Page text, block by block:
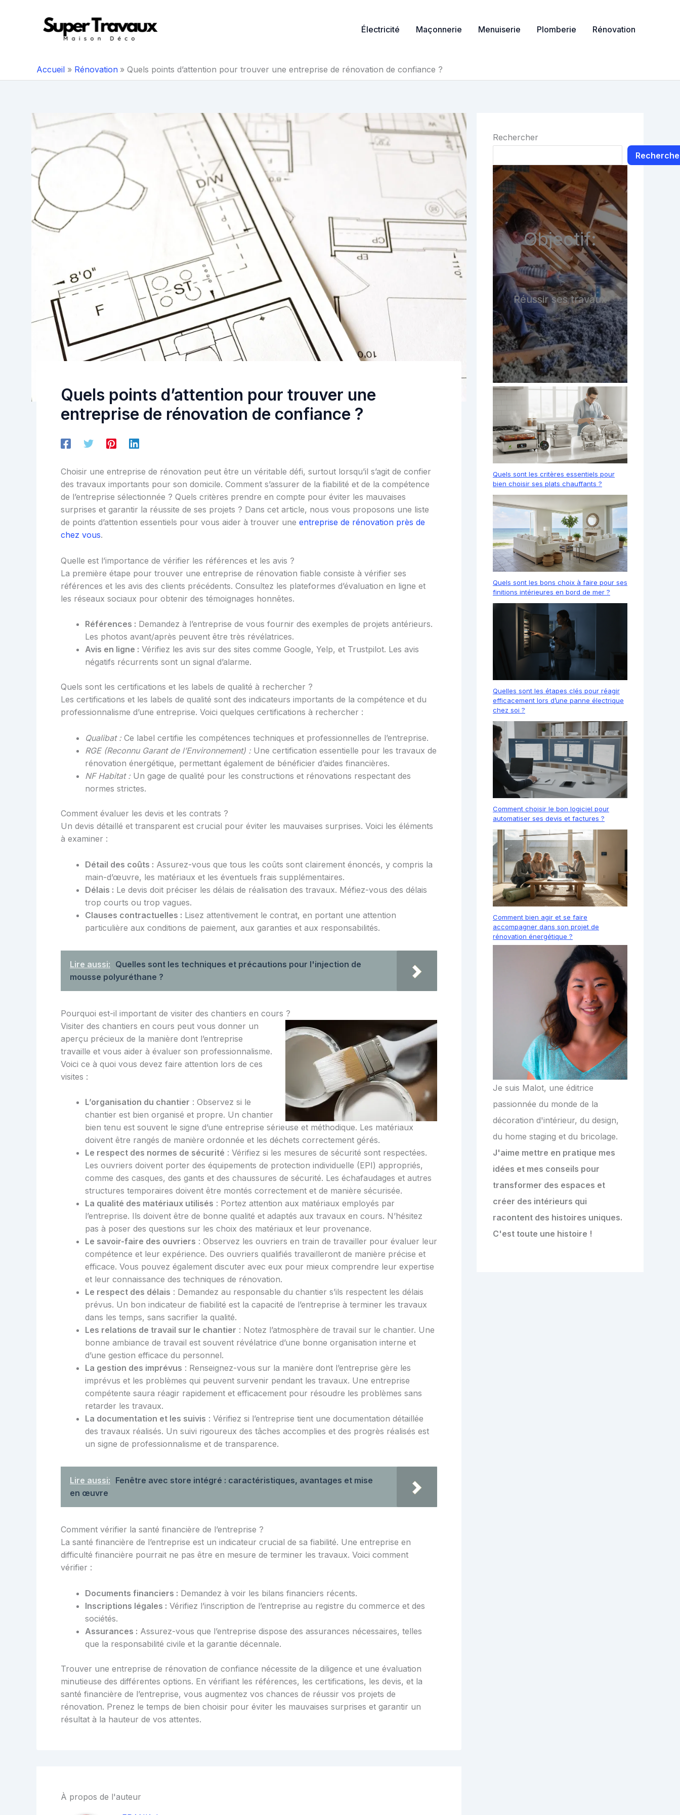
Électricité Maçonnerie Menuiserie Plomberie Rénovation
Accueil Rénovation Quels points d’attention pour trouver une entreprise de rénovation de confiance ?
Quels points d’attention pour trouver une
entreprise de rénovation de confiance ?
Choisir une entreprise de rénovation peut être un véritable défi, surtout lorsqu’il s’agit de confier
des travaux importants pour son domicile. Comment s’assurer de la fiabilité et de la compétence
de l’entreprise sélectionnée ? Quels critères prendre en compte pour éviter les mauvaises
surprises et garantir la réussite de ses projets ? Dans cet article, nous vous proposons une liste
de points d’attention essentiels pour vous aider à trouver une entreprise de rénovation près de
chez vous.
Quelle est l’importance de vérifier les références et les avis ?
La première étape pour trouver une entreprise de rénovation fiable consiste à vérifier ses
références et les avis des clients précédents. Consultez les plateformes d’évaluation en ligne et
les réseaux sociaux pour obtenir des témoignages honnêtes.
Références : Demandez à l’entreprise de vous fournir des exemples de projets antérieurs.
Les photos avant/après peuvent être très révélatrices.
Avis en ligne : Vérifiez les avis sur des sites comme Google, Yelp, et Trustpilot. Les avis
négatifs récurrents sont un signal d’alarme.
Quels sont les certifications et les labels de qualité à rechercher ?
Les certifications et les labels de qualité sont des indicateurs importants de la compétence et du
professionnalisme d’une entreprise. Voici quelques certifications à rechercher :
Qualibat : Ce label certifie les compétences techniques et professionnelles de l’entreprise.
RGE (Reconnu Garant de l’Environnement) : Une certification essentielle pour les travaux de
rénovation énergétique, permettant également de bénéficier d’aides financières.
NF Habitat : Un gage de qualité pour les constructions et rénovations respectant des
normes strictes.
Comment évaluer les devis et les contrats ?
Un devis détaillé et transparent est crucial pour éviter les mauvaises surprises. Voici les éléments
à examiner :
Détail des coûts : Assurez-vous que tous les coûts sont clairement énoncés, y compris la
main-d’œuvre, les matériaux et les éventuels frais supplémentaires.
Délais : Le devis doit préciser les délais de réalisation des travaux. Méfiez-vous des délais
trop courts ou trop vagues.
Clauses contractuelles : Lisez attentivement le contrat, en portant une attention
particulière aux conditions de paiement, aux garanties et aux responsabilités.
Lire aussi: Quelles sont les techniques et précautions pour l'injection de
mousse polyuréthane ?
Pourquoi est-il important de visiter des chantiers en cours ?
Visiter des chantiers en cours peut vous donner un
aperçu précieux de la manière dont l’entreprise
travaille et vous aider à évaluer son professionnalisme.
Voici ce à quoi vous devez faire attention lors de ces
visites :
L’organisation du chantier : Observez si le
chantier est bien organisé et propre. Un chantier
bien tenu est souvent le signe d’une entreprise sérieuse et méthodique. Les matériaux
doivent être rangés de manière ordonnée et les déchets correctement gérés.
Le respect des normes de sécurité : Vérifiez si les mesures de sécurité sont respectées.
Les ouvriers doivent porter des équipements de protection individuelle (EPI) appropriés,
comme des casques, des gants et des chaussures de sécurité. Les échafaudages et autres
structures temporaires doivent être montés correctement et de manière sécurisée.
La qualité des matériaux utilisés : Portez attention aux matériaux employés par
l’entreprise. Ils doivent être de bonne qualité et adaptés aux travaux en cours. N’hésitez
pas à poser des questions sur les choix des matériaux et leur provenance.
Le savoir-faire des ouvriers : Observez les ouvriers en train de travailler pour évaluer leur
compétence et leur expérience. Des ouvriers qualifiés travailleront de manière précise et
efficace. Vous pouvez également discuter avec eux pour mieux comprendre leur expertise
et leur connaissance des techniques de rénovation.
Le respect des délais : Demandez au responsable du chantier s’ils respectent les délais
prévus. Un bon indicateur de fiabilité est la capacité de l’entreprise à terminer les travaux
dans les temps, sans sacrifier la qualité.
Les relations de travail sur le chantier : Notez l’atmosphère de travail sur le chantier. Une
bonne ambiance de travail est souvent révélatrice d’une bonne organisation interne et
d’une gestion efficace du personnel.
La gestion des imprévus : Renseignez-vous sur la manière dont l’entreprise gère les
imprévus et les problèmes qui peuvent survenir pendant les travaux. Une entreprise
compétente saura réagir rapidement et efficacement pour résoudre les problèmes sans
retarder les travaux.
La documentation et les suivis : Vérifiez si l’entreprise tient une documentation détaillée
des travaux réalisés. Un suivi rigoureux des tâches accomplies et des progrès réalisés est
un signe de professionnalisme et de transparence.
Lire aussi: Fenêtre avec store intégré : caractéristiques, avantages et mise
en œuvre
Comment vérifier la santé financière de l’entreprise ?
La santé financière de l’entreprise est un indicateur crucial de sa fiabilité. Une entreprise en
difficulté financière pourrait ne pas être en mesure de terminer les travaux. Voici comment
vérifier :
Documents financiers : Demandez à voir les bilans financiers récents.
Inscriptions légales : Vérifiez l’inscription de l’entreprise au registre du commerce et des
sociétés.
Assurances : Assurez-vous que l’entreprise dispose des assurances nécessaires, telles
que la responsabilité civile et la garantie décennale.
Trouver une entreprise de rénovation de confiance nécessite de la diligence et une évaluation
minutieuse des différentes options. En vérifiant les références, les certifications, les devis, et la
santé financière de l’entreprise, vous augmentez vos chances de réussir vos projets de
rénovation. Prenez le temps de bien choisir pour éviter les mauvaises surprises et garantir un
résultat à la hauteur de vos attentes.
À propos de l'auteur
Rechercher
Objectif:
Réussir ses travaux
Quels sont les critères essentiels pour
bien choisir ses plats chauffants ?
Quels sont les bons choix à faire pour ses
finitions intérieures en bord de mer ?
Quelles sont les étapes clés pour réagir
efficacement lors d’une panne électrique
chez soi ?
Comment choisir le bon logiciel pour
automatiser ses devis et factures ?
Comment bien agir et se faire
accompagner dans son projet de
rénovation énergétique ?
Je suis Malot, une éditrice
passionnée du monde de la
décoration d'intérieur, du design,
du home staging et du bricolage.
J'aime mettre en pratique mes
idées et mes conseils pour
transformer des espaces et
créer des intérieurs qui
racontent des histoires uniques.
C'est toute une histoire !